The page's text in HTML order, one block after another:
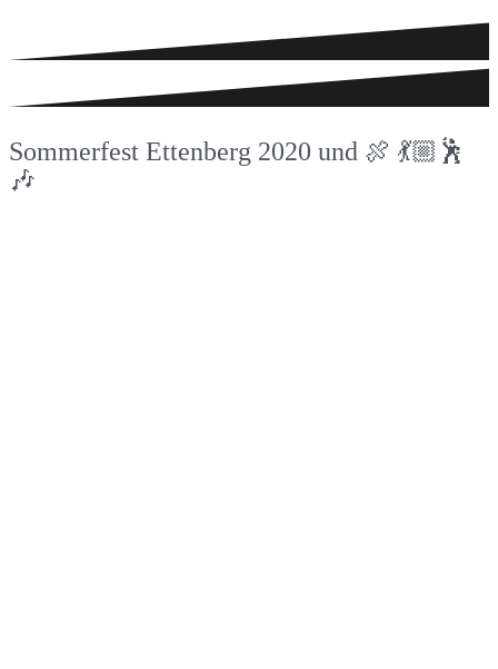
Sommerfest Ettenberg 2020 und 🍖 💃🏼🕺
🎶